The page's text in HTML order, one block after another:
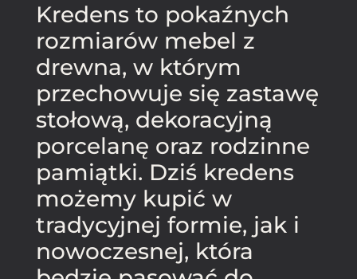
Kredens to pokaźnych
rozmiarów mebel z
drewna, w którym
przechowuje się zastawę
stołową, dekoracyjną
porcelanę oraz rodzinne
pamiątki. Dziś kredens
możemy kupić w
tradycyjnej formie, jak i
nowoczesnej, która